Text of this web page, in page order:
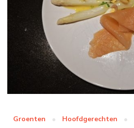
Groenten Hoofdgerechten